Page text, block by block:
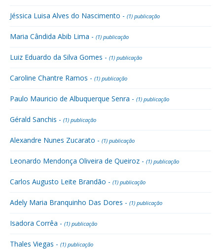
Jéssica Luisa Alves do Nascimento - (1) publicação
Maria Cândida Abib Lima - (1) publicação
Luiz Eduardo da Silva Gomes - (1) publicação
Caroline Chantre Ramos - (1) publicação
Paulo Mauricio de Albuquerque Senra - (1) publicação
Gérald Sanchis - (1) publicação
Alexandre Nunes Zucarato - (1) publicação
Leonardo Mendonça Oliveira de Queiroz - (1) publicação
Carlos Augusto Leite Brandão - (1) publicação
Adely Maria Branquinho Das Dores - (1) publicação
Isadora Corrêa - (1) publicação
Thales Viegas - (1) publicação